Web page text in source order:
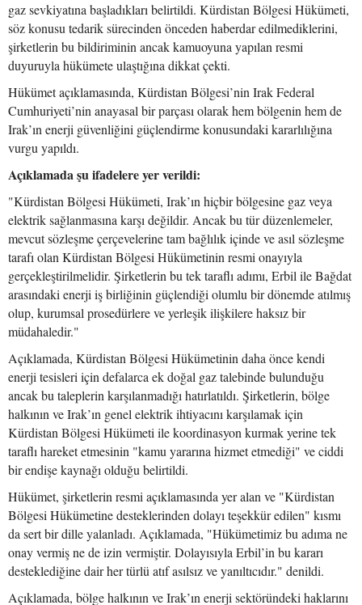
gaz sevkiyatına başladıkları belirtildi. Kürdistan Bölgesi Hükümeti,
söz konusu tedarik sürecinden önceden haberdar edilmediklerini,
şirketlerin bu bildiriminin ancak kamuoyuna yapılan resmi
duyuruyla hükümete ulaştığına dikkat çekti.
Hükümet açıklamasında, Kürdistan Bölgesi’nin Irak Federal
Cumhuriyeti’nin anayasal bir parçası olarak hem bölgenin hem de
Irak’ın enerji güvenliğini güçlendirme konusundaki kararlılığına
vurgu yapıldı.
Açıklamada şu ifadelere yer verildi:
"Kürdistan Bölgesi Hükümeti, Irak’ın hiçbir bölgesine gaz veya
elektrik sağlanmasına karşı değildir. Ancak bu tür düzenlemeler,
mevcut sözleşme çerçevelerine tam bağlılık içinde ve asıl sözleşme
tarafı olan Kürdistan Bölgesi Hükümetinin resmi onayıyla
gerçekleştirilmelidir. Şirketlerin bu tek taraflı adımı, Erbil ile Bağdat
arasındaki enerji iş birliğinin güçlendiği olumlu bir dönemde atılmış
olup, kurumsal prosedürlere ve yerleşik ilişkilere haksız bir
müdahaledir."
Açıklamada, Kürdistan Bölgesi Hükümetinin daha önce kendi
enerji tesisleri için defalarca ek doğal gaz talebinde bulunduğu
ancak bu taleplerin karşılanmadığı hatırlatıldı. Şirketlerin, bölge
halkının ve Irak’ın genel elektrik ihtiyacını karşılamak için
Kürdistan Bölgesi Hükümeti ile koordinasyon kurmak yerine tek
taraflı hareket etmesinin "kamu yararına hizmet etmediği" ve ciddi
bir endişe kaynağı olduğu belirtildi.
Hükümet, şirketlerin resmi açıklamasında yer alan ve "Kürdistan
Bölgesi Hükümetine desteklerinden dolayı teşekkür edilen" kısmı
da sert bir dille yalanladı. Açıklamada, "Hükümetimiz bu adıma ne
onay vermiş ne de izin vermiştir. Dolayısıyla Erbil’in bu kararı
desteklediğine dair her türlü atıf asılsız ve yanıltıcıdır." denildi.
Açıklamada, bölge halkının ve Irak’ın enerji sektöründeki haklarını